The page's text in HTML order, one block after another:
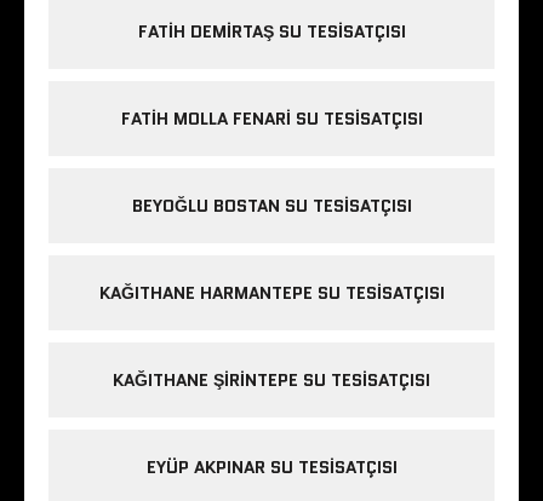
FATIH DEMIRTAŞ SU TESISATÇISI
FATIH MOLLA FENARI SU TESISATÇISI
BEYOĞLU BOSTAN SU TESISATÇISI
KAĞITHANE HARMANTEPE SU TESISATÇISI
KAĞITHANE ŞIRINTEPE SU TESISATÇISI
EYÜP AKPINAR SU TESISATÇISI